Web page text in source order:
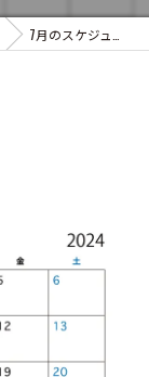
7月のスケジュール